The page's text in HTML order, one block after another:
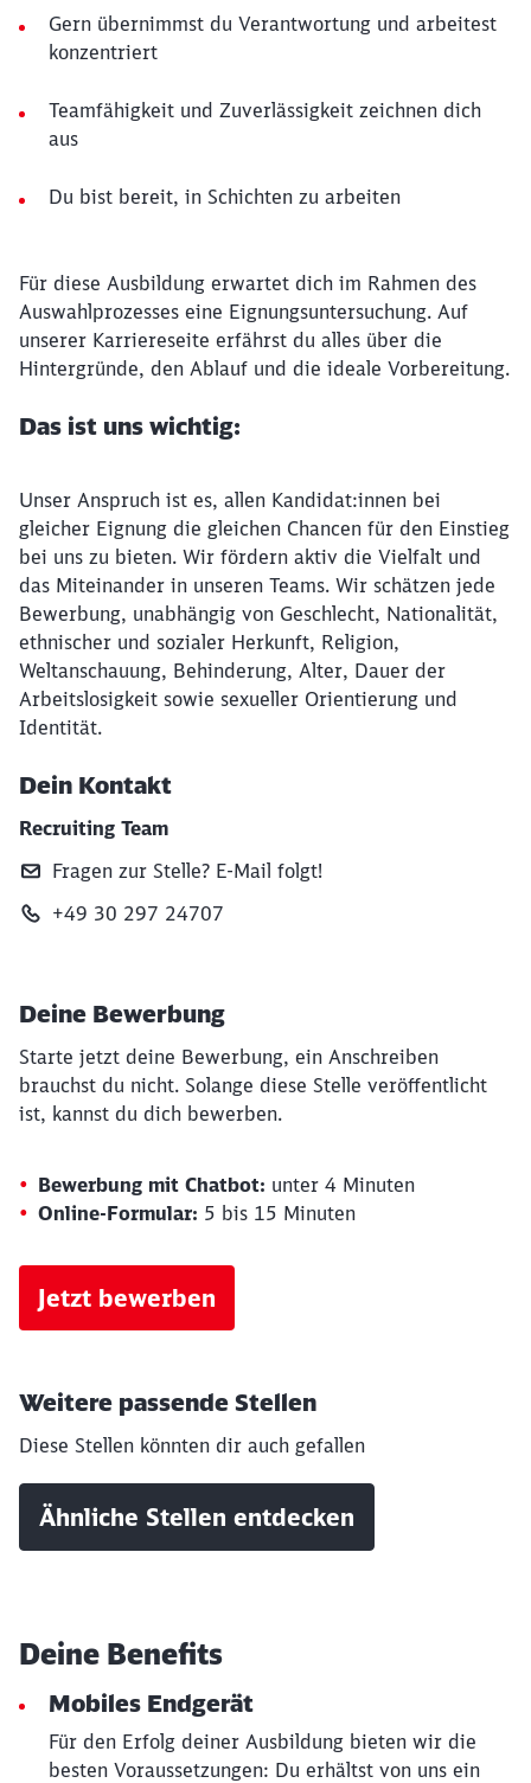
Gern übernimmst du Verantwortung und arbeitest
konzentriert
Teamfähigkeit und Zuverlässigkeit zeichnen dich
aus
Du bist bereit, in Schichten zu arbeiten
Für diese Ausbildung erwartet dich im Rahmen des
Auswahlprozesses eine Eignungsuntersuchung. Auf
unserer Karriereseite erfährst du alles über die
Hintergründe, den Ablauf und die ideale Vorbereitung.
Das ist uns wichtig:
Unser Anspruch ist es, allen Kandidat:innen bei
gleicher Eignung die gleichen Chancen für den Einstieg
bei uns zu bieten. Wir fördern aktiv die Vielfalt und
das Miteinander in unseren Teams. Wir schätzen jede
Bewerbung, unabhängig von Geschlecht, Nationalität,
ethnischer und sozialer Herkunft, Religion,
Weltanschauung, Behinderung, Alter, Dauer der
Arbeitslosigkeit sowie sexueller Orientierung und
Identität.
Dein Kontakt
Recruiting Team
Fragen zur Stelle? E‑Mail folgt!
+49 30 297 24707
Deine Bewerbung
Starte jetzt deine Bewerbung, ein Anschreiben
brauchst du nicht. Solange diese Stelle veröffentlicht
ist, kannst du dich bewerben.
Bewerbung mit Chatbot: unter 4 Minuten
Online-Formular: 5 bis 15 Minuten
Jetzt bewerben
Weitere passende Stellen
Diese Stellen könnten dir auch gefallen
Ähnliche Stellen entdecken
Deine Benefits
Mobiles Endgerät
Für den Erfolg deiner Ausbildung bieten wir die
besten Voraussetzungen: Du erhältst von uns ein